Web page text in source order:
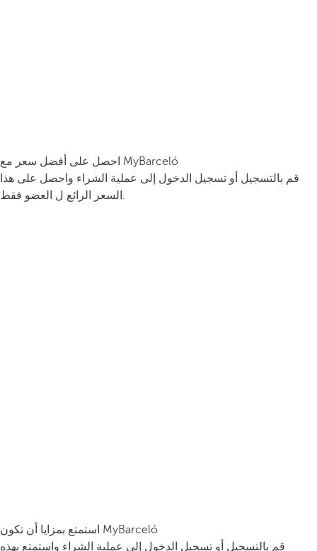
احصل على أفضل سعر مع MyBarceló
قم بالتسجيل أو تسجيل الدخول إلى عملية الشراء واحصل على هذا
السعر الرائع ل العضو فقط.
استمتع بمزايا أن تكون MyBarceló
قم بالتسجيل أو تسجيل الدخول إلى عملية الشراء واستمتع بهذه